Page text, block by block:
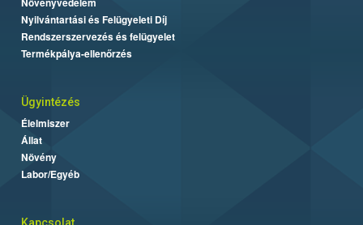
Nyilvántartási és Felügyeleti Díj
Rendszerszervezés és felügyelet
Termékpálya-ellenőrzés
Ügyintézés
Élelmiszer
Állat
Növény
Labor/Egyéb